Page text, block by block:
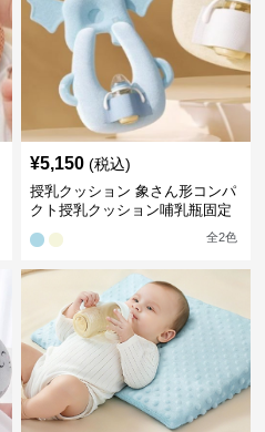
¥5,150 (税込)
授乳クッション 象さん形コンパ
クト授乳クッション哺乳瓶固定
全2色